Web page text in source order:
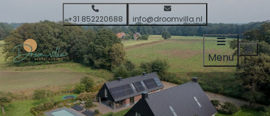
+31 852220688 info@droomvilla.nl
Menu